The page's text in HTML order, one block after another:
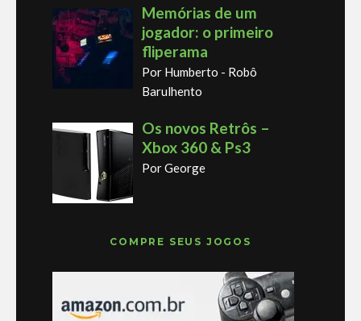
Memórias de um
jogador: o primeiro
fliperama
Por Humberto - Robô
Barulhento
Os novos Retrôs –
Xbox 360 & Ps3
Por George
COMPRE SEUS JOGOS